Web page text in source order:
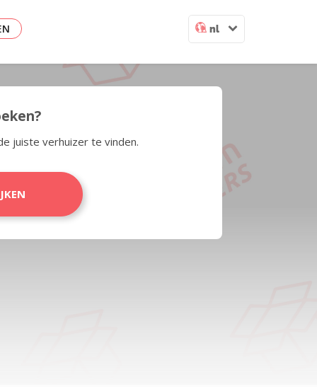
nl
juiste verhuizer te vinden.